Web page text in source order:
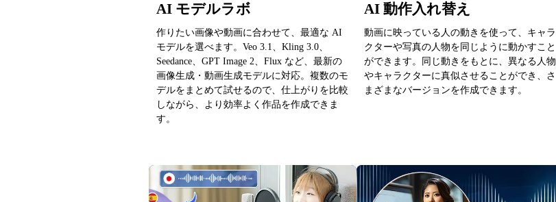
AI モデルラボ
作りたい画像や動画に合わせて、最適な AI
モデルを選べます。Veo 3.1、Kling 3.0、
Seedance、GPT Image 2、Flux など、最新の
画像生成・動画生成モデルに対応。複数のモ
デルをまとめて試せるので、仕上がりを比較
しながら、より効率よく作品を作成できま
す。
AI 動作入れ替え
動画に映っている人の動きを使って、キャラ
クターや写真の人物を同じように動かすこと
ができます。同じ動きをもとに、異なる人物
やキャラクターに真似させることができ、さ
まざまなバージョンを作成できます。